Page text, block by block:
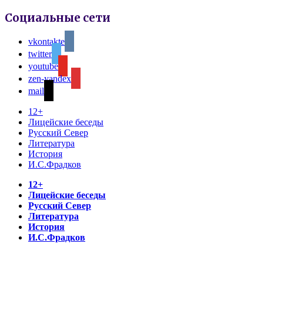
Социальные сети
vkontakte
twitter
youtube
zen-yandex
mail
12+
Лицейские беседы
Русский Север
Литература
История
И.С.Фрадков
12+
Лицейские беседы
Русский Север
Литература
История
И.С.Фрадков